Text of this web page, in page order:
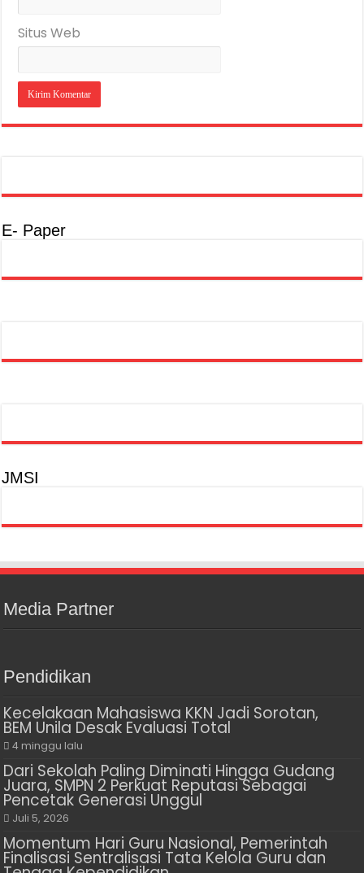
Situs Web
E- Paper
JMSI
Media Partner
Pendidikan
Kecelakaan Mahasiswa KKN Jadi Sorotan,
BEM Unila Desak Evaluasi Total
4 minggu lalu
Dari Sekolah Paling Diminati Hingga Gudang
Juara, SMPN 2 Perkuat Reputasi Sebagai
Pencetak Generasi Unggul
Juli 5, 2026
Momentum Hari Guru Nasional, Pemerintah
Finalisasi Sentralisasi Tata Kelola Guru dan